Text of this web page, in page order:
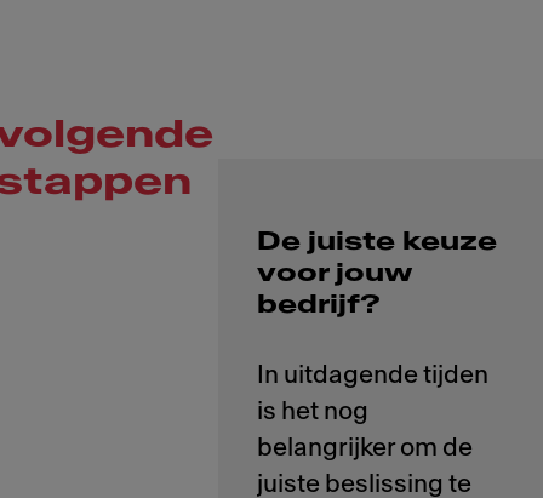
De juiste keuze
voor jouw
bedrijf?
In uitdagende tijden
is het nog
belangrijker om de
juiste beslissing te